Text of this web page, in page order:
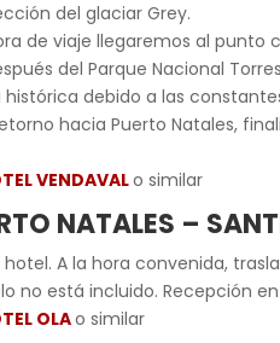
del glaciar Grey.
de viaje llegaremos al
del Parque Nacional
debido a las
hacia Puerto Natales,
VENDAVALo similar
NATALES –
hotel. A la hora convenida,
no está incluido. Recepción
OLAo similar